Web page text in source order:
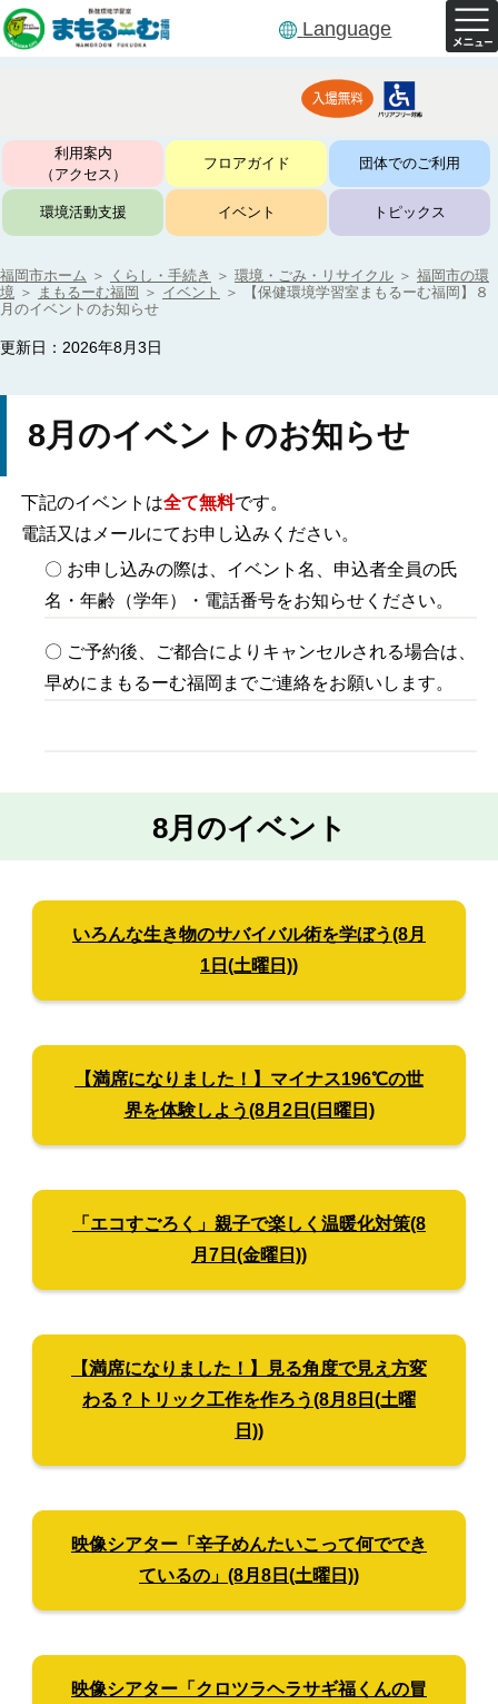
Language
利用案内
（アクセス）
フロアガイド 団体でのご利用
環境活動支援 イベント トピックス
福岡市ホーム ＞ くらし・手続き ＞ 環境・ごみ・リサイクル ＞ 福岡市の環
境 ＞ まもるーむ福岡 ＞ イベント ＞
【保健環境学習室まもるーむ福岡】８
月のイベントのお知らせ
更新日：2026年8月3日
8月のイベントのお知らせ
下記のイベントは全て無料です。
電話又はメールにてお申し込みください。
〇 お申し込みの際は、イベント名、申込者全員の氏
名・年齢（学年）・電話番号をお知らせください。
〇 ご予約後、ご都合によりキャンセルされる場合は、
早めにまもるーむ福岡までご連絡をお願いします。
8月のイベント
いろんな生き物のサバイバル術を学ぼう(8月
1日(土曜日))
【満席になりました！】 マイナス196℃の世
界を体験しよう(8月2日(日曜日)
「エコすごろく」親子で楽しく温暖化対策(8
月7日(金曜日))
【満席になりました！】
見る角度で見え方変
わる？トリック工作を作ろう(8月8日(土曜
日))
映像シアター「辛子めんたいこって何ででき
ているの」(8月8日(土曜日))
映像シアター「クロツラヘラサギ福くんの冒